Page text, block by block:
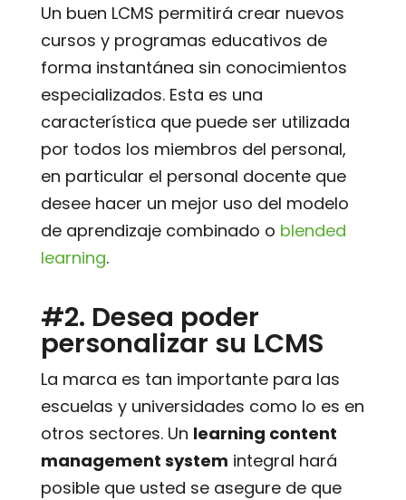
Un buen LCMS permitirá crear nuevos
cursos y programas educativos de
forma instantánea sin conocimientos
especializados. Esta es una
característica que puede ser utilizada
por todos los miembros del personal,
en particular el personal docente que
desee hacer un mejor uso del modelo
de aprendizaje combinado o blended
learning.
#2. Desea poder
personalizar su LCMS
La marca es tan importante para las
escuelas y universidades como lo es en
otros sectores. Un learning content
management system integral hará
posible que usted se asegure de que